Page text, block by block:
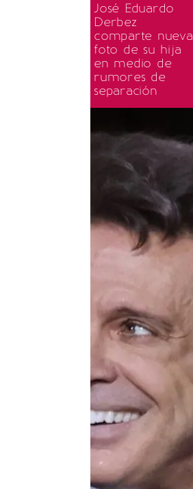
José Eduardo
Derbez
comparte nueva
foto de su hija
en medio de
rumores de
separación